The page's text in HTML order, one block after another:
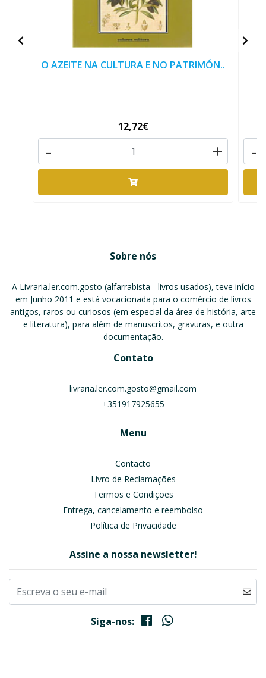
O AZEITE NA CULTURA E NO PATRIMÓN..
12,72€
+
- -
Sobre nós
A Livraria.ler.com.gosto (alfarrabista - livros usados), teve início
em Junho 2011 e está vocacionada para o comércio de livros
antigos, raros ou curiosos (em especial da área de história, arte
e literatura), para além de manuscritos, gravuras, e outra
documentação.
Contato
livraria.ler.com.gosto@gmail.com
+351917925655
Menu
Contacto
Livro de Reclamações
Termos e Condições
Entrega, cancelamento e reembolso
Política de Privacidade
Assine a nossa newsletter!
Siga-nos: